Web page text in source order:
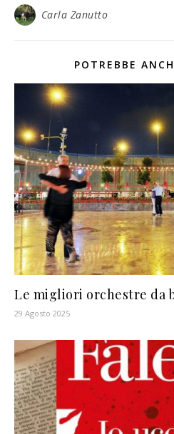
Carla Zanutto
POTREBBE
Le migliori orchestre da
29 Agosto 2025